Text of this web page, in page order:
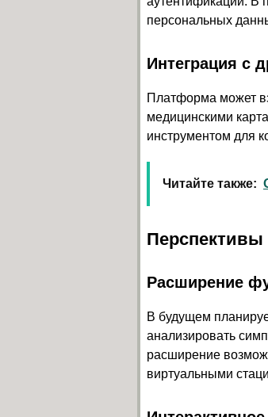
персональных
Интеграция с
Платформа может
медицинскими
инструментом для
Читайте также:
Расширение
В будущем
анализировать
расширение
виртуальными